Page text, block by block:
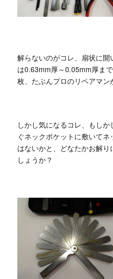
解らないのがコレ、扇状に
は0.63mm厚～0.05mm厚ま
枚、たぶんプロのリペアマン
しかし気になるコレ、もしか
ぐネックポケットに敷いて
はないかと、どなたかお解
しょうか？